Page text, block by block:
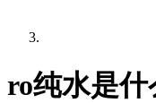
ro纯水是什